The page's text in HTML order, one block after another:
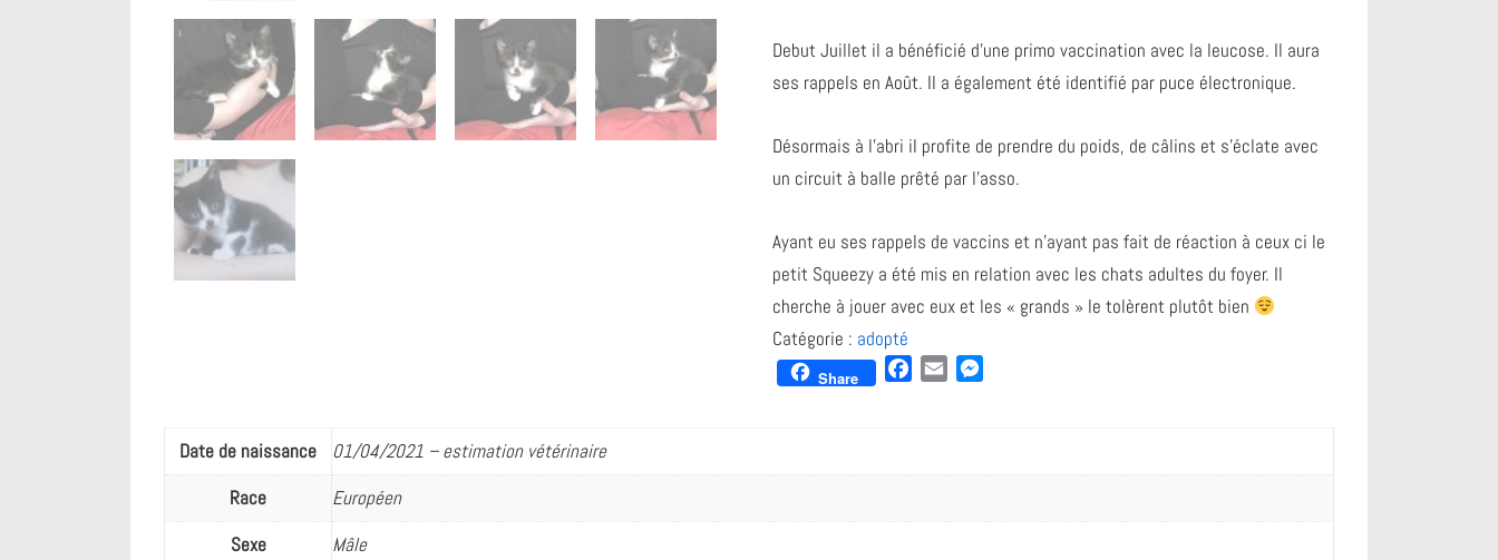
Debut Juillet il a bénéficié d’une primo vaccination avec la leucose. Il aura
ses rappels en Août. Il a également été identifié par puce électronique.
Désormais à l’abri il profite de prendre du poids, de câlins et s’éclate avec
un circuit à balle prêté par l’asso.
Ayant eu ses rappels de vaccins et n’ayant pas fait de réaction à ceux ci le
petit Squeezy a été mis en relation avec les chats adultes du foyer. Il
cherche à jouer avec eux et les « grands » le tolèrent plutôt bien
Catégorie : adopté
Share
b
o
l
e
g
Date de naissance
01/04/2021 – estimation vétérinaire
Race
Européen
Sexe
Mâle